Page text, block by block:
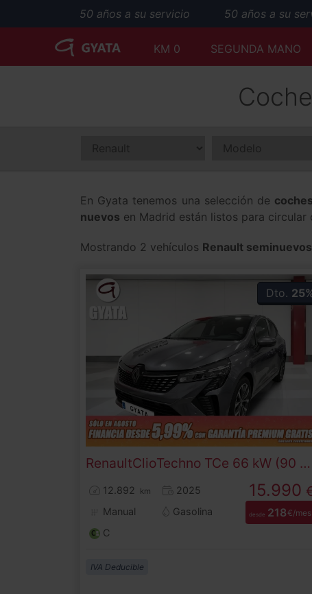
50 años a su servicio
50 años a su
KM 0 SEGUNDA MANO
En Gyata tenemos una selección de
nuevos en Madrid están listos para
Mostrando 2 vehículos Renault
Dto.
RenaultClio Techno TCe 66 kW (90 CV)
12.892 km
2025
Manual
Gasolina
C
15.990
desde 218€/mes
IVA Deducible